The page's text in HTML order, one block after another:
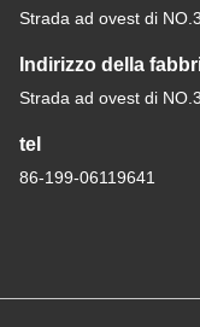
Strada ad ovest di
Indirizzo della
Strada ad ovest di
tel
86-199-06119641